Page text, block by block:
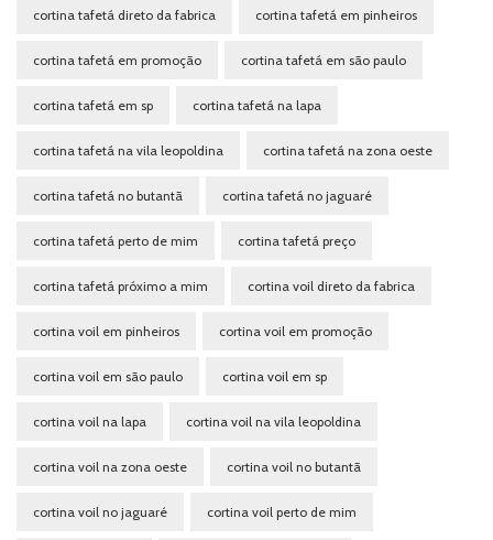
cortina tafetá direto da fabrica cortina tafetá em pinheiros
cortina tafetá em promoção cortina tafetá em são paulo
cortina tafetá em sp cortina tafetá na lapa
cortina tafetá na vila leopoldina cortina tafetá na zona oeste
cortina tafetá no butantã cortina tafetá no jaguaré
cortina tafetá perto de mim cortina tafetá preço
cortina tafetá próximo a mim cortina voil direto da fabrica
cortina voil em pinheiros cortina voil em promoção
cortina voil em são paulo cortina voil em sp
cortina voil na lapa cortina voil na vila leopoldina
cortina voil na zona oeste cortina voil no butantã
cortina voil no jaguaré cortina voil perto de mim